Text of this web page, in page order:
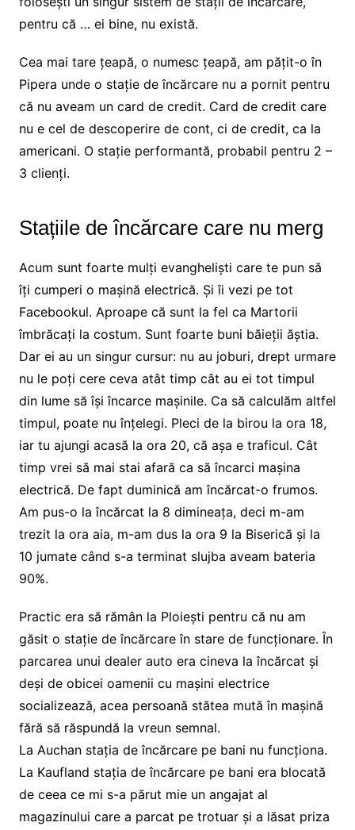
pentru că … ei bine, nu există.
Cea mai tare țeapă, o numesc țeapă, am pățit-o în
Pipera unde o stație de încărcare nu a pornit pentru
că nu aveam un card de credit. Card de credit care
nu e cel de descoperire de cont, ci de credit, ca la
americani. O stație performantă, probabil pentru 2 –
3 clienți.
Stațiile de încărcare care nu merg
Acum sunt foarte mulți evangheliști care te pun să
îți cumperi o mașină electrică. Și îi vezi pe tot
Facebookul. Aproape că sunt la fel ca Martorii
îmbrăcați la costum. Sunt foarte buni băieții ăștia.
Dar ei au un singur cursur: nu au joburi, drept urmare
nu le poți cere ceva atât timp cât au ei tot timpul
din lume să își încarce mașinile. Ca să calculăm altfel
timpul, poate nu înțelegi. Pleci de la birou la ora 18,
iar tu ajungi acasă la ora 20, că așa e traficul. Cât
timp vrei să mai stai afară ca să încarci mașina
electrică. De fapt duminică am încărcat-o frumos.
Am pus-o la încărcat la 8 dimineața, deci m-am
trezit la ora aia, m-am dus la ora 9 la Biserică și la
10 jumate când s-a terminat slujba aveam bateria
90%.
Practic era să rămân la Ploiești pentru că nu am
găsit o stație de încărcare în stare de funcționare. În
parcarea unui dealer auto era cineva la încărcat și
deși de obicei oamenii cu mașini electrice
socializează, acea persoană stătea mută în mașină
fără să răspundă la vreun semnal.
La Auchan stația de încărcare pe bani nu funcționa.
La Kaufland stația de încărcare pe bani era blocată
de ceea ce mi s-a părut mie un angajat al
magazinului care a parcat pe trotuar și a lăsat priza